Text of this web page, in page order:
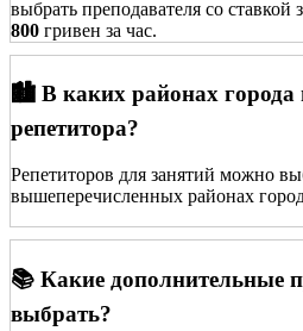
выбрать преподавателя со ставкой
800 гривен за час.
🏙️ В каких районах
репетитора?
Репетиторов для занятий можно
вышеперечисленных районах
📚 Какие дополнительные
выбрать?